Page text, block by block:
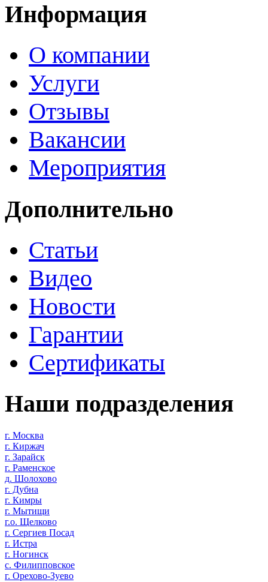
Информация
О компании
Услуги
Отзывы
Вакансии
Мероприятия
Дополнительно
Статьи
Видео
Новости
Гарантии
Сертификаты
Наши подразделения
г. Москва
г. Киржач
г. Зарайск
г. Раменское
д. Шолохово
г. Дубна
г. Кимры
г. Мытищи
г.о. Щелково
г. Сергиев Посад
г. Истра
г. Ногинск
с. Филипповское
г. Орехово-Зуево